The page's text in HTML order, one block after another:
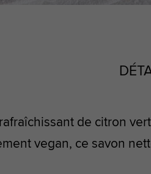
de citron
vegan, ce savon